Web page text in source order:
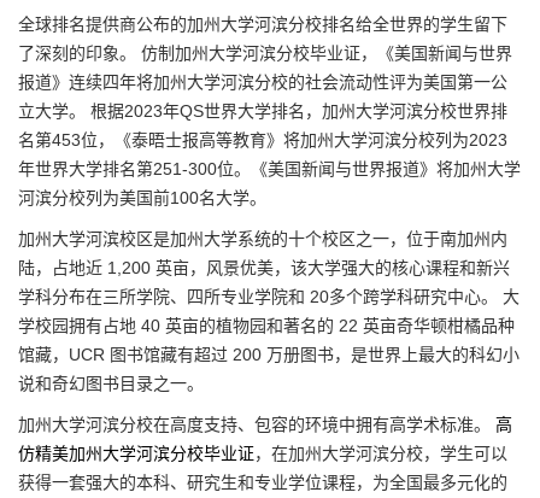
全球排名提供商公布的加州大学河滨分校排名给全世界的学生留下
了深刻的印象。 仿制加州大学河滨分校毕业证，《美国新闻与世界
报道》连续四年将加州大学河滨分校的社会流动性评为美国第一公
立大学。 根据2023年QS世界大学排名，加州大学河滨分校世界排
名第453位，《泰晤士报高等教育》将加州大学河滨分校列为2023
年世界大学排名第251-300位。《美国新闻与世界报道》将加州大学
河滨分校列为美国前100名大学。
加州大学河滨校区是加州大学系统的十个校区之一，位于南加州内
陆，占地近 1,200 英亩，风景优美，该大学强大的核心课程和新兴
学科分布在三所学院、四所专业学院和 20多个跨学科研究中心。 大
学校园拥有占地 40 英亩的植物园和著名的 22 英亩奇华顿柑橘品种
馆藏，UCR 图书馆藏有超过 200 万册图书，是世界上最大的科幻小
说和奇幻图书目录之一。
加州大学河滨分校在高度支持、包容的环境中拥有高学术标准。 高
仿精美加州大学河滨分校毕业证，在加州大学河滨分校，学生可以
获得一套强大的本科、研究生和专业学位课程，为全国最多元化的